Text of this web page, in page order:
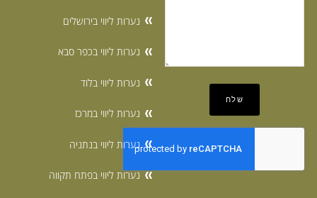
נערות ליווי בירושלים
נערות ליווי בכפר סבא
נערות ליווי בלוד
נערות ליווי במרכז
נערות ליווי בנתניה
נערות ליווי בפתח תקווה